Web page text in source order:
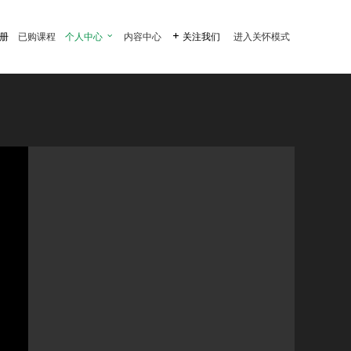
已购课程 个人中心  内容中心  关注我们 进入关怀模式